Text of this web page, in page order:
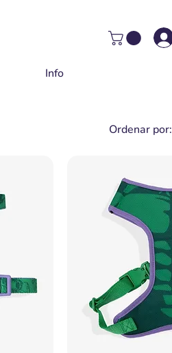
Info
Ordenar por: